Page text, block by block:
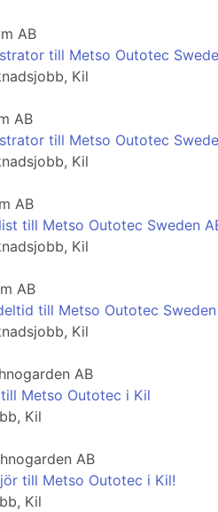
AB
till Metso Outotec
Kil
AB
till Metso Outotec
Kil
AB
till Metso Outotec Sweden
Kil
AB
till Metso Outotec Sweden
Kil
AB
Metso Outotec i Kil
Kil
AB
till Metso Outotec i Kil!
Kil